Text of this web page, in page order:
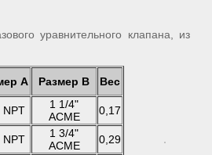
уравнительного клапана, из
А Размер В Вес
NPT
1 1/4"
ACME
0,17
NPT
1 3/4"
ACME
0,29